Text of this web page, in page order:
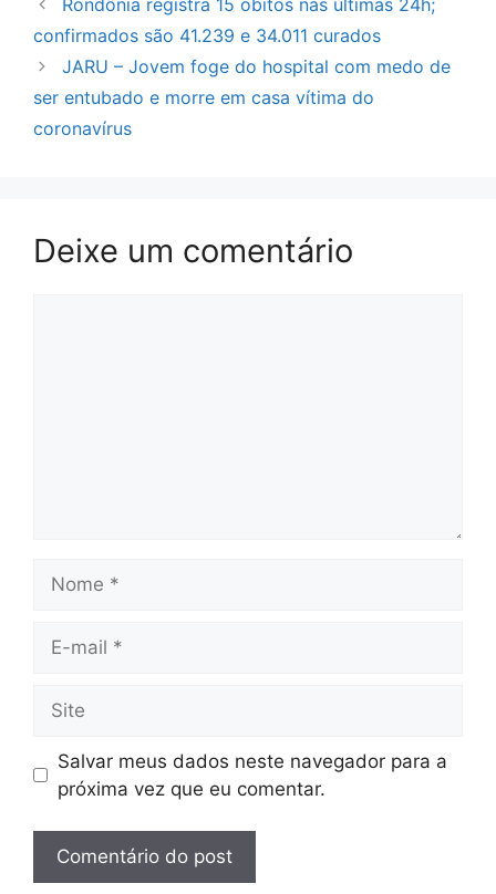
confirmados são 41.239 e 34.011 curados
JARU – Jovem foge do hospital com medo de
ser entubado e morre em casa vítima do
coronavírus
Deixe um comentário
mail
Salvar meus dados neste navegador para a
próxima vez que eu comentar.